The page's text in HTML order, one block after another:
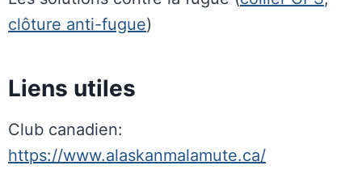
clôture anti-fugue)
Liens utiles
Club canadien:
https://www.alaskanmalamute.ca/